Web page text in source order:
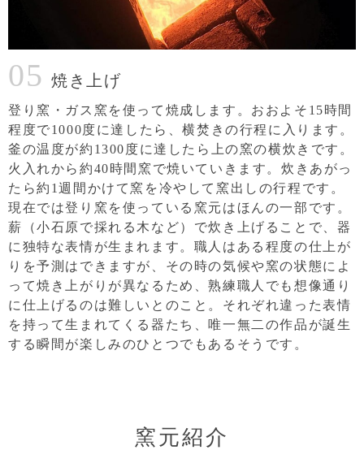
05 焼き上げ
登り窯・ガス窯を使って焼成します。おおよそ15時間
程度で1000度に達したら、横焚きの行程に入ります。
釜の温度が約1300度に達したら上の窯の横炊きです。
火入れから約40時間窯で焼いていきます。炊きあがっ
たら約1週間かけて窯を冷やして窯出しの行程です。
現在では登り窯を使っている窯元はほんの一部です。
薪（小石原で採れる木など）で炊き上げることで、器
に独特な表情が生まれます。職人はある程度の仕上が
りを予測はできますが、その時の気候や窯の状態によ
って焼き上がりが異なるため、熟練職人でも想像通り
に仕上げるのは難しいとのこと。それぞれ違った表情
を持って生まれてくる器たち、唯一無二の作品が誕生
する瞬間が楽しみのひとつでもあるそうです。
窯元紹介